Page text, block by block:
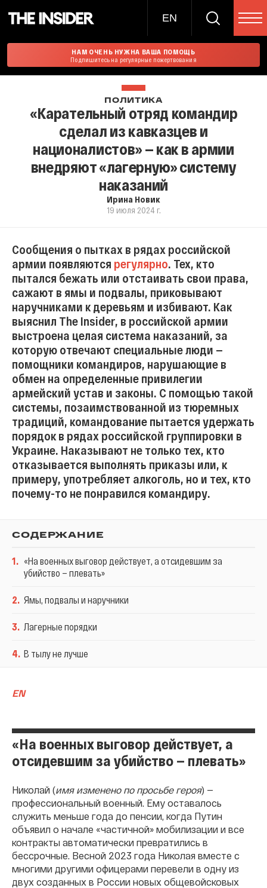
EN
НАМ ОЧЕНЬ НУЖНА ВАША ПОМОЩЬ
Подпишитесь на регулярные пожертвования
ПОЛИТИКА
«Карательный отряд командир
сделал из кавказцев и
националистов» — как в армии
внедряют «лагерную» систему
наказаний
Ирина Новик
19 июля 2024 г.
Сообщения о пытках в рядах российской
армии появляются регулярно. Тех, кто
пытался бежать или отстаивать свои права,
сажают в ямы и подвалы, приковывают
наручниками к деревьям и избивают. Как
выяснил The Insider, в российской армии
выстроена целая система наказаний, за
которую отвечают специальные люди —
помощники командиров, нарушающие в
обмен на определенные привилегии
армейский устав и законы. С помощью такой
системы, позаимствованной из тюремных
традиций, командование пытается удержать
порядок в рядах российской группировки в
Украине. Наказывают не только тех, кто
отказывается выполнять приказы или, к
примеру, употребляет алкоголь, но и тех, кто
почему-то не понравился командиру.
СОДЕРЖАНИЕ
1. «На военных выговор действует, а отсидевшим за
убийство — плевать»
2. Ямы, подвалы и наручники
3. Лагерные порядки
4. В тылу не лучше
EN
«На военных выговор действует, а
отсидевшим за убийство — плевать»
Николай (имя изменено по просьбе героя) —
профессиональный военный. Ему оставалось
служить меньше года до пенсии, когда Путин
объявил о начале «частичной» мобилизации и все
контракты автоматически превратились в
бессрочные. Весной 2023 года Николая вместе с
многими другими офицерами перевели в одну из
двух созданных в России новых общевойсковых